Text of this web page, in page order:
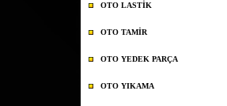
OTO LASTİK
OTO TAMİR
OTO YEDEK PARÇA
OTO YIKAMA